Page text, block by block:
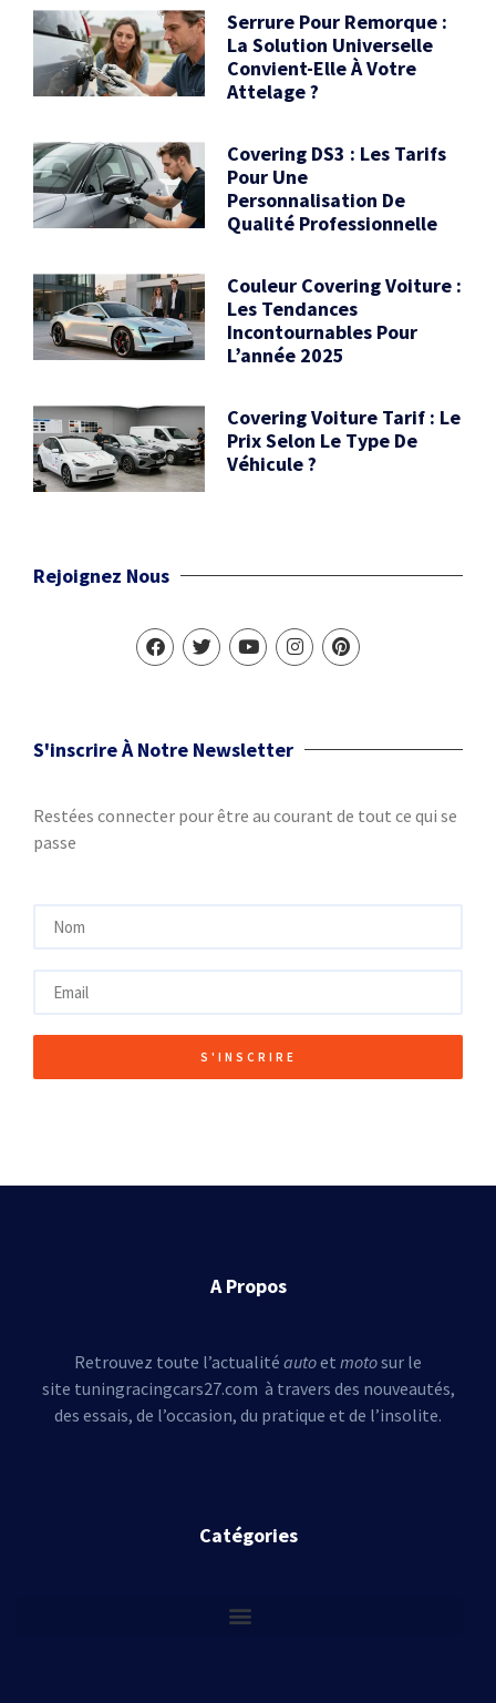
Serrure Pour Remorque :
La Solution Universelle
Convient-Elle À Votre
Attelage ?
Covering DS3 : Les Tarifs
Pour Une
Personnalisation De
Qualité Professionnelle
Couleur Covering Voiture :
Les Tendances
Incontournables Pour
L’année 2025
Covering Voiture Tarif : Le
Prix Selon Le Type De
Véhicule ?
Rejoignez Nous
S'inscrire À Notre Newsletter
Restées connecter pour être au courant de tout ce qui se
passe
S'INSCRIRE
A Propos
Retrouvez toute l’actualité autoet motosur le
site tuningracingcars27.com à travers des nouveautés,
des essais, de l’occasion, du pratique et de l’insolite.
Catégories